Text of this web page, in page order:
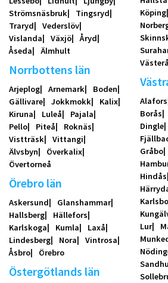
Strömsnäsbruk
Tingsryd
Traryd
Vederslöv
Vislanda
Växjö
Åryd
Åseda
Älmhult
Norrbottens län
Arjeplog Arnemark
Boden
Gällivare
Jokkmokk
Kalix
Kiruna
Luleå
Pajala
Pello
Piteå
Roknäs
Vistträsk
Vittangi
Älvsbyn
Överkalix
Övertorneå
Örebro län
Askersund
Glanshammar
Hallsberg
Hällefors
Karlskoga
Kumla
Laxå
Lindesberg
Nora
Vintrosa
Åsbro
Örebro
Östergötlands län
Köping
Alafors
Borås
Dingle
Gråbo
Hindås
Lur